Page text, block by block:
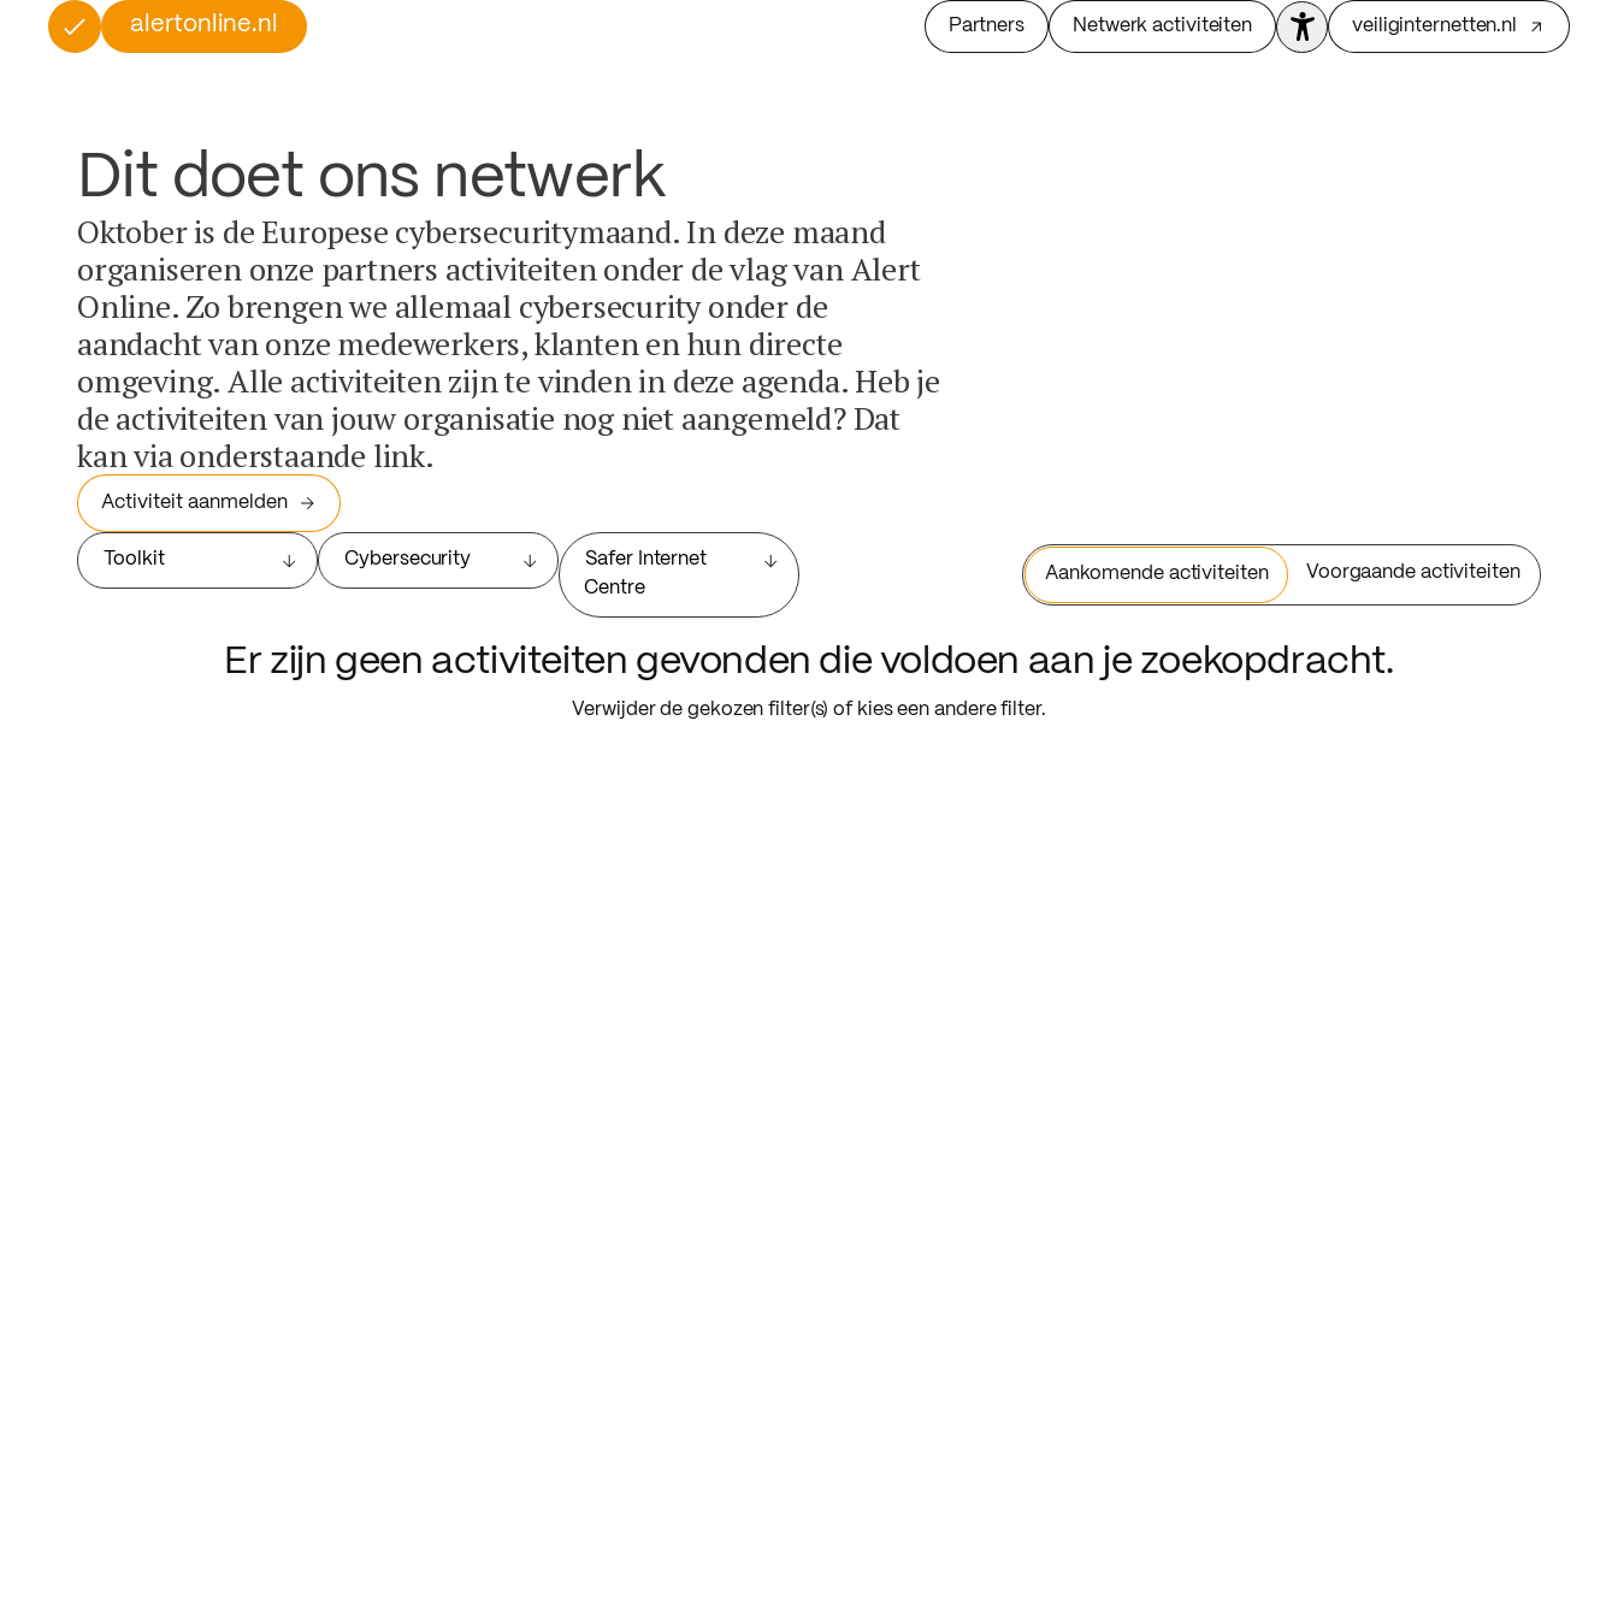
alertonline.nl Partners Netwerk activiteiten veiliginternetten.nl
Dit doet ons netwerk
Oktober is de Europese cybersecuritymaand. In deze maand
organiseren onze partners activiteiten onder de vlag van Alert
Online. Zo brengen we allemaal cybersecurity onder de
aandacht van onze medewerkers, klanten en hun directe
omgeving. Alle activiteiten zijn te vinden in deze agenda. Heb je
de activiteiten van jouw organisatie nog niet aangemeld? Dat
kan via onderstaande link.
Activiteit aanmelden
Toolkit Cybersecurity
Safer Internet
Centre
Aankomende activiteiten Voorgaande activiteiten
Er zijn geen activiteiten gevonden die voldoen aan je zoekopdracht.
Verwijder de gekozen filter(s) of kies een andere filter.